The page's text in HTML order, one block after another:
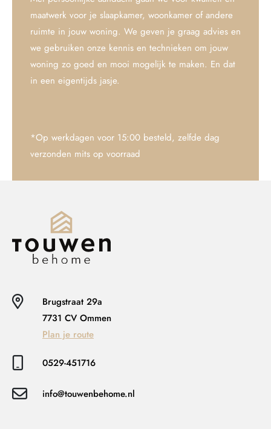
maatwerk voor je slaapkamer, woonkamer of andere
ruimte in jouw woning. We geven je graag advies en
we gebruiken onze kennis en technieken om jouw
woning zo goed en mooi mogelijk te maken. En dat
in een eigentijds jasje.
*Op werkdagen voor 15:00 besteld, zelfde dag
verzonden mits op voorraad
Brugstraat 29a
7731 CV Ommen
Plan je route
0529-451716
info@touwenbehome.nl